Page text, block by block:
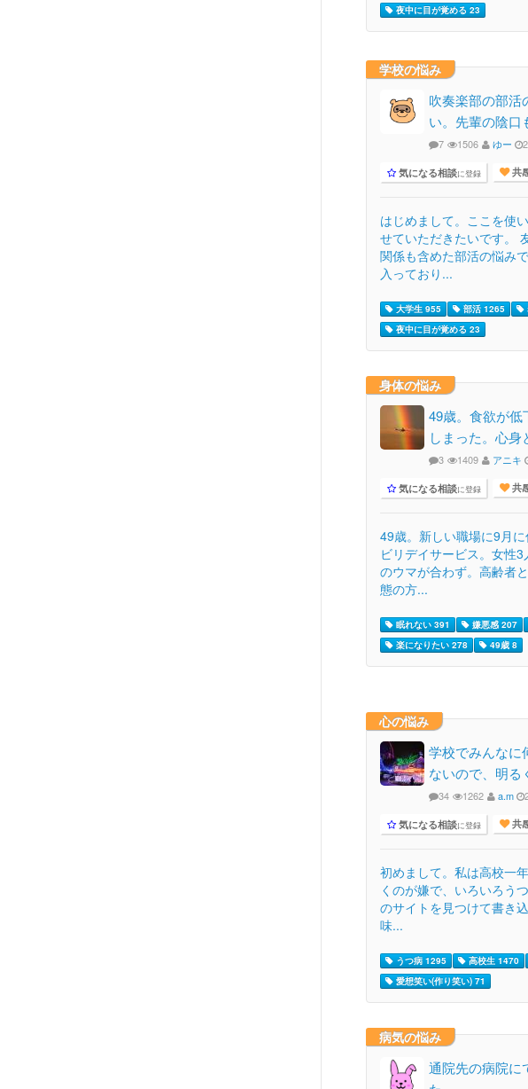
夜中に目が覚める 23
学校の悩み
吹奏楽部の部活
い。先輩の陰口
7 1506 ゆー
気になる相談に登録 共
はじめまして。ここを使
せていただきたいです。
関係も含めた部活の悩み
入っており...
大学生 955 部活 1265
夜中に目が覚める 23
身体の悩み
49歳。食欲が低
しまった。心身
3 1409 アニキ
気になる相談に登録 共
49歳。新しい職場に9月
ビリデイサービス。女性
のウマが合わず。高齢者
態の方...
眠れない 391 嫌悪感 207
楽になりたい 278
49歳 8
心の悩み
学校でみんなに
ないので、明る
34 1262 a.m
気になる相談に登録 共
初めまして。私は高校一
くのが嫌で、いろいろう
のサイトを見つけて書き
味...
うつ病 1295 高校生 1470
愛想笑い(作り笑い) 71
病気の悩み
通院先の病院に